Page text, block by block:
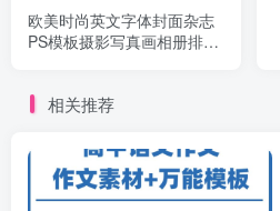
欧美时尚英文字体封面杂志
PS模板摄影写真画相册排版
相关推荐